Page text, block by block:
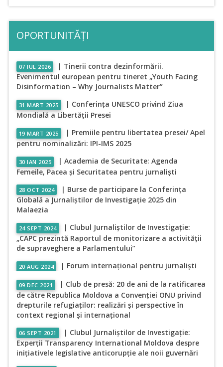
OPORTUNITĂȚI
07 IUL 2026
| Tinerii contra dezinformării.
Evenimentul european pentru tineret „Youth Facing
Disinformation – Why Journalists Matter”
31 MART 2025
| Conferința UNESCO privind Ziua
Mondială a Libertății Presei
19 MART 2025
| Premiile pentru libertatea presei/ Apel
pentru nominalizări: IPI-IMS 2025
30 IAN 2025
| Academia de Securitate: Agenda
Femeile, Pacea și Securitatea pentru jurnaliști
28 OCT 2024
| Burse de participare la Conferința
Globală a Jurnaliștilor de Investigație 2025 din
Malaezia
24 SEPT 2024
| Clubul Jurnaliștilor de Investigație:
„CAPC prezintă Raportul de monitorizare a activității
de supraveghere a Parlamentului”
20 AUG 2024 | Forum internațional pentru jurnaliști
09 DEC 2021
| Club de presă: 20 de ani de la ratificarea
de către Republica Moldova a Convenției ONU privind
drepturile refugiaților: realizări și perspective în
context regional și internațional
06 SEPT 2021
| Clubul Jurnaliștilor de Investigație:
Experții Transparency International Moldova despre
inițiativele legislative anticorupție ale noii guvernări